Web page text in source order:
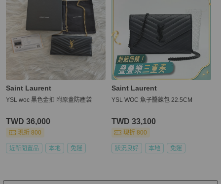
Saint Laurent
YSL woc 黑色金扣 附原盒防塵袋
TWD 36,000
現折 800
近新閒置品 本地 免運
Saint Laurent
YSL WOC 魚子醬鍊包 22.5CM
TWD 33,100
現折 800
狀況良好 本地 免運